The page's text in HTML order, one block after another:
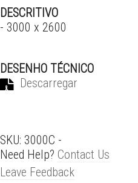
DESCRITIVO
- 3000 x 2600
DESENHO TÉCNICO
Descarregar
SKU: 3000C -
Need Help? Contact Us
Leave Feedback